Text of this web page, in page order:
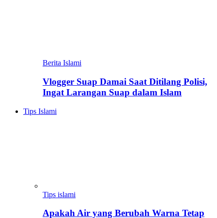
Berita Islami
Vlogger Suap Damai Saat Ditilang Polisi,
Ingat Larangan Suap dalam Islam
Tips Islami
Tips islami
Apakah Air yang Berubah Warna Tetap